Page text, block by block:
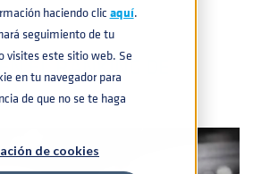
haciendo clic aquí.
seguimiento de tu
visites este sitio web. Se
en tu navegador para
de que no se te haga
de cookies
EL RANKING DE